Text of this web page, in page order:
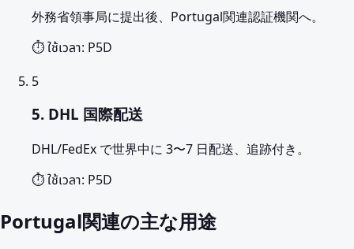
外務省領事局に提出後、Portugal関連認証機関へ。
⏱️ ใช้เวลา: P5D
5
5. DHL 国際配送
DHL/FedEx で世界中に 3〜7 日配送、追跡付き。
⏱️ ใช้เวลา: P5D
Portugal関連の主な用途